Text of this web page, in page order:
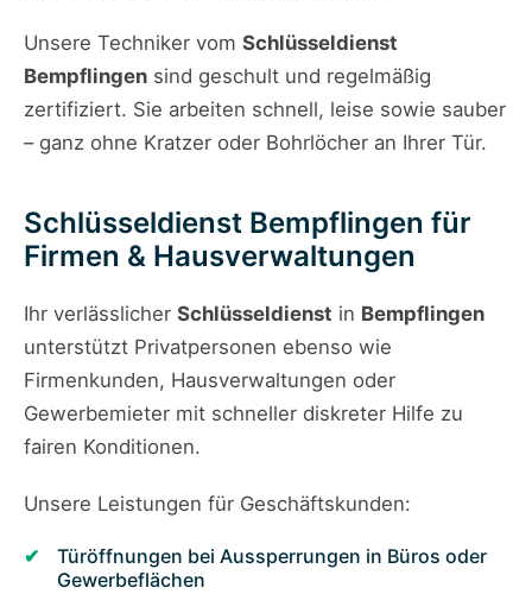
Unsere Techniker vom Schlüsseldienst
Bempflingen sind geschult und regelmäßig
zertifiziert. Sie arbeiten schnell, leise sowie sauber
– ganz ohne Kratzer oder Bohrlöcher an Ihrer Tür.
Schlüsseldienst Bempflingen für
Firmen & Hausverwaltungen
Ihr verlässlicher Schlüsseldienst in Bempflingen
unterstützt Privatpersonen ebenso wie
Firmenkunden, Hausverwaltungen oder
Gewerbemieter mit schneller diskreter Hilfe zu
fairen Konditionen.
Unsere Leistungen für Geschäftskunden:
Türöffnungen bei Aussperrungen in Büros oder
Gewerbeflächen